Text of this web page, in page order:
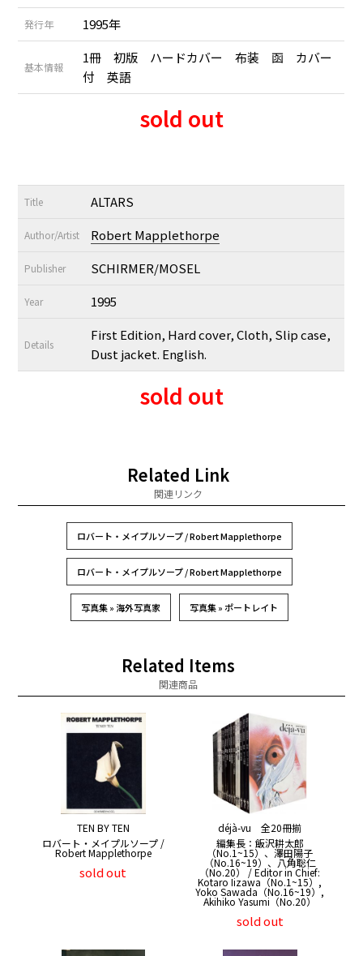
発行年 1995年
基本情報
1冊 初版 ハードカバー 布装 函 カバー
付 英語
sold out
Title ALTARS
Author/Artist Robert Mapplethorpe
Publisher SCHIRMER/MOSEL
Year 1995
Details
First Edition, Hard cover, Cloth, Slip case,
Dust jacket. English.
sold out
Related Link
関連リンク
ロバート・メイプルソープ / Robert Mapplethorpe
ロバート・メイプルソープ / Robert Mapplethorpe
写真集 » 海外写真家 写真集 » ポートレイト
Related Items
関連商品
TEN BY TEN
ロバート・メイプルソープ /
Robert Mapplethorpe
sold out
déjà-vu 全20冊揃
編集長：飯沢耕太郎
（No.1~15）、澤田陽子
（No.16~19）、八角聡仁
（No.20） / Editor in Chief:
Kotaro Iizawa（No.1~15）,
Yoko Sawada（No.16~19）,
Akihiko Yasumi（No.20）
sold out